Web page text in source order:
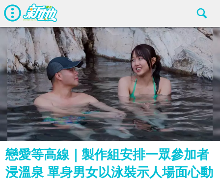
戀愛等高線｜製作組安排一眾參加者
浸溫泉 單身男女以泳裝示人場面心動